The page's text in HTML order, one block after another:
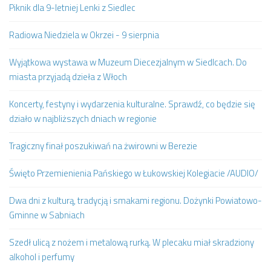
Piknik dla 9-letniej Lenki z Siedlec
Radiowa Niedziela w Okrzei - 9 sierpnia
Wyjątkowa wystawa w Muzeum Diecezjalnym w Siedlcach. Do
miasta przyjadą dzieła z Włoch
Koncerty, festyny i wydarzenia kulturalne. Sprawdź, co będzie się
działo w najbliższych dniach w regionie
Tragiczny finał poszukiwań na żwirowni w Berezie
Święto Przemienienia Pańskiego w Łukowskiej Kolegiacie /AUDIO/
Dwa dni z kulturą, tradycją i smakami regionu. Dożynki Powiatowo-
Gminne w Sabniach
Szedł ulicą z nożem i metalową rurką. W plecaku miał skradziony
alkohol i perfumy